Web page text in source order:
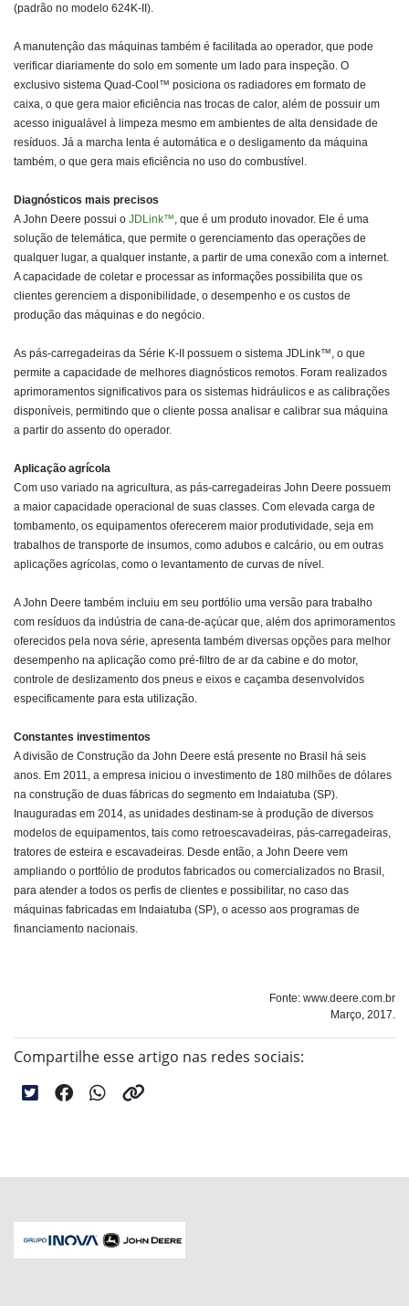
(padrão no modelo 624K-II).
A manutenção das máquinas também é facilitada ao operador, que pode
verificar diariamente do solo em somente um lado para inspeção. O
exclusivo sistema Quad-Cool™ posiciona os radiadores em formato de
caixa, o que gera maior eficiência nas trocas de calor, além de possuir um
acesso inigualável à limpeza mesmo em ambientes de alta densidade de
resíduos. Já a marcha lenta é automática e o desligamento da máquina
também, o que gera mais eficiência no uso do combustível.
Diagnósticos mais precisos
A John Deere possui o JDLink™ , que é um produto inovador. Ele é uma
solução de telemática, que permite o gerenciamento das operações de
qualquer lugar, a qualquer instante, a partir de uma conexão com a internet.
A capacidade de coletar e processar as informações possibilita que os
clientes gerenciem a disponibilidade, o desempenho e os custos de
produção das máquinas e do negócio.
As pás-carregadeiras da Série K-II possuem o sistema JDLink™, o que
permite a capacidade de melhores diagnósticos remotos. Foram realizados
aprimoramentos significativos para os sistemas hidráulicos e as calibrações
disponíveis, permitindo que o cliente possa analisar e calibrar sua máquina
a partir do assento do operador.
Aplicação agrícola
Com uso variado na agricultura, as pás-carregadeiras John Deere possuem
a maior capacidade operacional de suas classes. Com elevada carga de
tombamento, os equipamentos oferecerem maior produtividade, seja em
trabalhos de transporte de insumos, como adubos e calcário, ou em outras
aplicações agrícolas, como o levantamento de curvas de nível.
A John Deere também incluiu em seu portfólio uma versão para trabalho
com resíduos da indústria de cana-de-açúcar que, além dos aprimoramentos
oferecidos pela nova série, apresenta também diversas opções para melhor
desempenho na aplicação como pré-filtro de ar da cabine e do motor,
controle de deslizamento dos pneus e eixos e caçamba desenvolvidos
especificamente para esta utilização.
Constantes investimentos
A divisão de Construção da John Deere está presente no Brasil há seis
anos. Em 2011, a empresa iniciou o investimento de 180 milhões de dólares
na construção de duas fábricas do segmento em Indaiatuba (SP).
Inauguradas em 2014, as unidades destinam-se à produção de diversos
modelos de equipamentos, tais como retroescavadeiras, pás-carregadeiras,
tratores de esteira e escavadeiras. Desde então, a John Deere vem
ampliando o portfólio de produtos fabricados ou comercializados no Brasil,
para atender a todos os perfis de clientes e possibilitar, no caso das
máquinas fabricadas em Indaiatuba (SP), o acesso aos programas de
financiamento nacionais.
Fonte: www.deere.com.br
Março, 2017.
Compartilhe esse artigo nas redes sociais: